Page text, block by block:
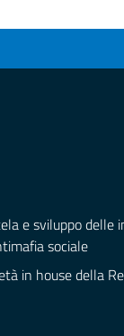
e sviluppo delle
sociale
in house della